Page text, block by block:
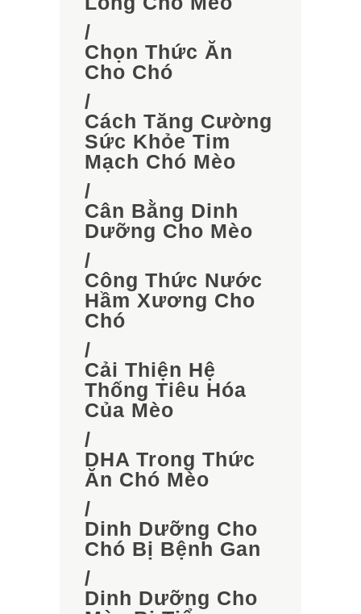
/
Chọn Thức Ăn
Cho Chó
/
Cách Tăng Cường
Sức Khỏe Tim
Mạch Chó Mèo
/
Cân Bằng Dinh
Dưỡng Cho Mèo
/
Công Thức Nước
Hầm Xương Cho
Chó
/
Cải Thiện Hệ
Thống Tiêu Hóa
Của Mèo
/
DHA Trong Thức
Ăn Chó Mèo
/
Dinh Dưỡng Cho
Chó Bị Bệnh Gan
/
Dinh Dưỡng Cho